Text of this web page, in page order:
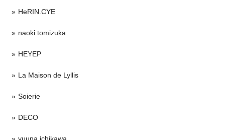
HeRIN.CYE
naoki tomizuka
HEYEP
La Maison de Lyllis
Soierie
DECO